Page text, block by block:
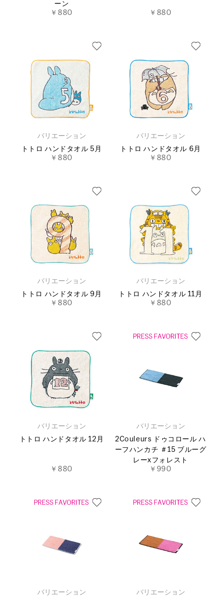
ーン
￥880
￥880
バリエーション
トトロ ハンドタオル 5月
￥880
バリエーション
トトロ ハンドタオル 6月
￥880
バリエーション
トトロ ハンドタオル 9月
￥880
バリエーション
トトロ ハンドタオル 11月
￥880
バリエーション
トトロ ハンドタオル 12月
￥880
バリエーション
2Couleurs ドゥコロール ハ
ーフハンカチ ＃15 ブルーグ
レーxフォレスト
￥990
バリエーション
バリエーション